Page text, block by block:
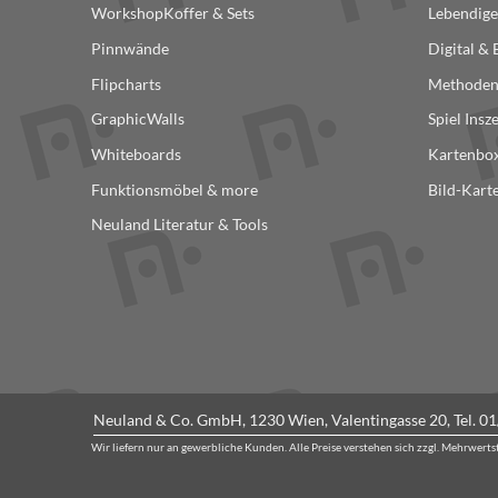
gewählt
WorkshopKoffer & Sets
Pinnwände
Flipcharts
GraphicWalls
Whiteboards
Funktionsmöbel & more
Neuland Literatur & Tools
Digital &
Methoden
Spiel
Bild-
Neuland & Co. GmbH, 1230 Wien, Valentingasse 20, Tel.
Wir liefern nur an gewerbliche Kunden. Alle Preise verstehen sich zzgl.